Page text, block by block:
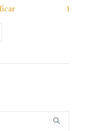
– Padres – Parte I